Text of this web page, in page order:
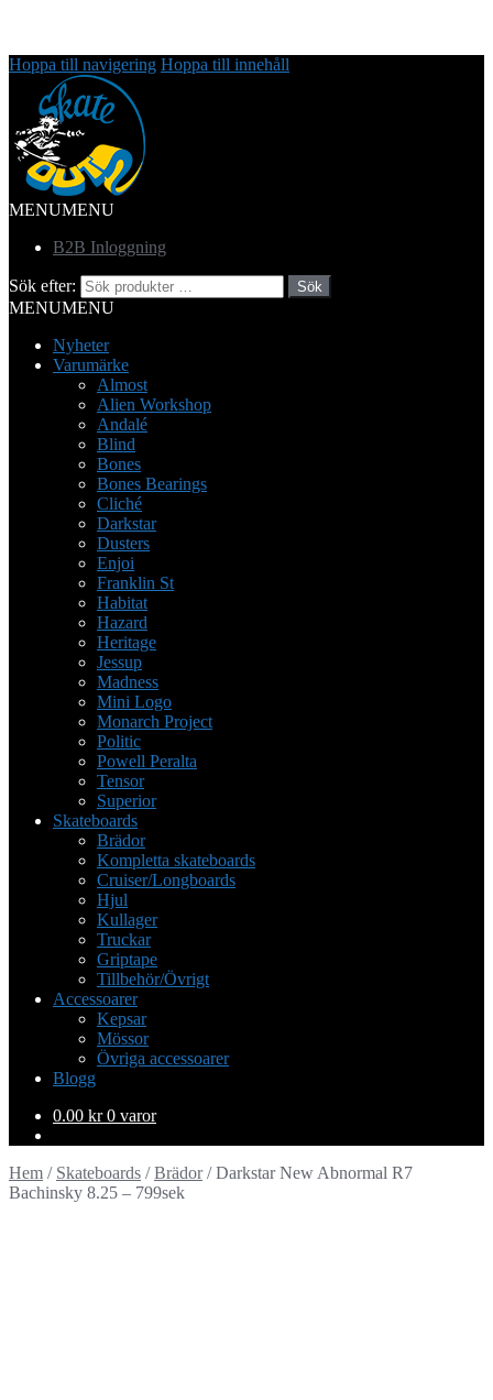
Hoppa till navigering Hoppa till innehåll
MENUMENU
B2B Inloggning
Sök efter: Sök
MENUMENU
Nyheter
Varumärke
Almost
Alien Workshop
Andalé
Blind
Bones
Bones Bearings
Cliché
Darkstar
Dusters
Enjoi
Franklin St
Habitat
Hazard
Heritage
Jessup
Madness
Mini Logo
Monarch Project
Politic
Powell Peralta
Tensor
Superior
Skateboards
Brädor
Kompletta skateboards
Cruiser/Longboards
Hjul
Kullager
Truckar
Griptape
Tillbehör/Övrigt
Accessoarer
Kepsar
Mössor
Övriga accessoarer
Blogg
0.00 kr 0 varor
Hem / Skateboards /Brädor/Darkstar New Abnormal R7
Bachinsky 8.25 – 799sek